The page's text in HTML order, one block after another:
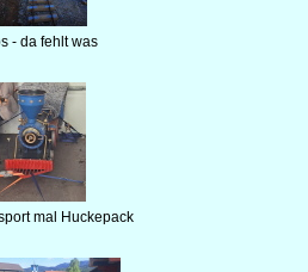
- da fehlt was
mal Huckepack